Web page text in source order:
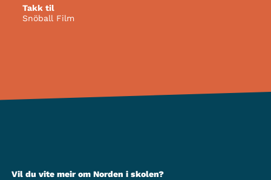
Takk til
Snöball Film
Vil du vite meir om Norden i skolen?